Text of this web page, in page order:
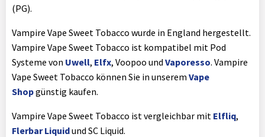
(PG).
Vampire Vape Sweet Tobacco wurde in England hergestellt.
Vampire Vape Sweet Tobacco ist kompatibel mit Pod
Systeme von Uwell, Elfx, Voopoo und Vaporesso. Vampire
Vape Sweet Tobacco können Sie in unserem Vape
Shopgünstig kaufen.
Vampire Vape Sweet Tobacco ist vergleichbar mit Elfliq,
Flerbar Liquidund SC Liquid.